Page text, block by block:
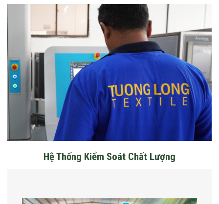
Hệ Thống Kiểm Soát Chất Lượng